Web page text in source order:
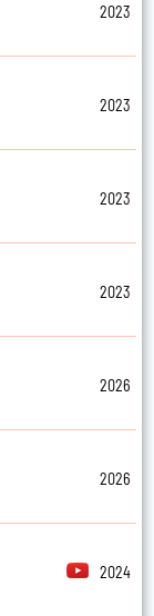
2023
2023
2023
2023
2026
2026
2024